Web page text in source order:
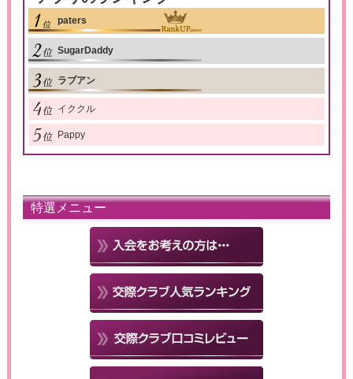
paters
SugarDaddy
ラブアン
イククル
Pappy
特選メニュー